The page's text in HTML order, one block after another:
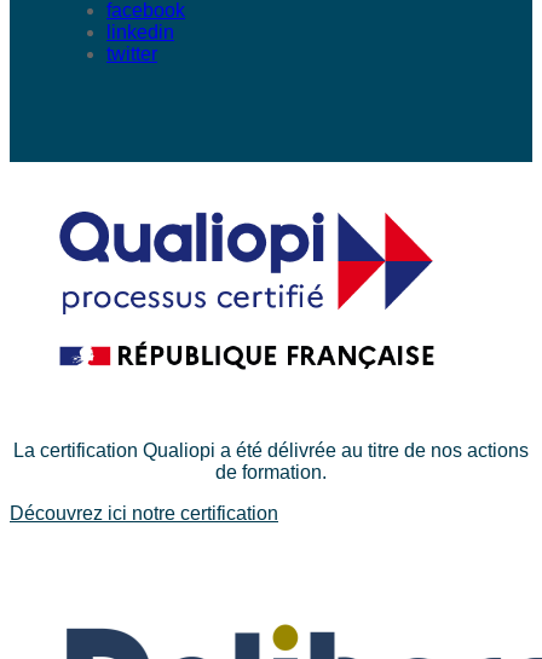
facebook
linkedin
twitter
La certification Qualiopi a été délivrée au titre de nos actions
de formation.
Découvrez ici notre certification